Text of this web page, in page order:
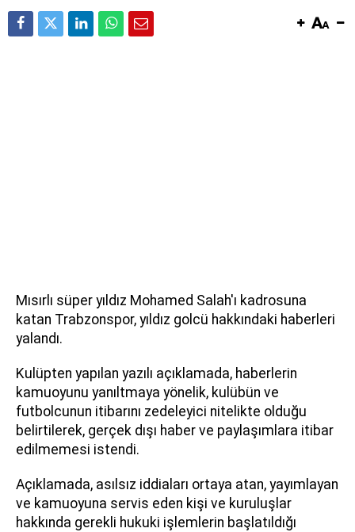
Mısırlı süper yıldız Mohamed Salah'ı kadrosuna
katan Trabzonspor, yıldız golcü hakkındaki haberleri
yalandı.
Kulüpten yapılan yazılı açıklamada, haberlerin
kamuoyunu yanıltmaya yönelik, kulübün ve
futbolcunun itibarını zedeleyici nitelikte olduğu
belirtilerek, gerçek dışı haber ve paylaşımlara itibar
edilmemesi istendi.
Açıklamada, asılsız iddiaları ortaya atan, yayımlayan
ve kamuoyuna servis eden kişi ve kuruluşlar
hakkında gerekli hukuki işlemlerin başlatıldığı